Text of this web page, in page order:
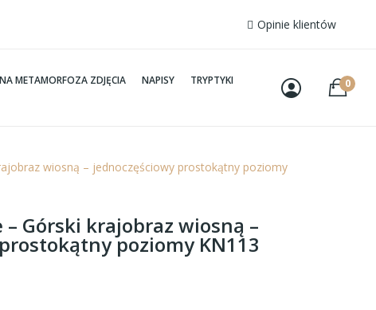
Opinie klientów
METAMORFOZA ZDJĘCIA NAPISY
TRYPTYKI
0
wiosną – jednoczęściowy prostokątny poziomy
– Górski krajobraz wiosną –
poziomy KN113